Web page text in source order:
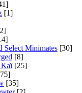
[1]
Select Minimates [30]
[8]
Kaï [25]
[35]